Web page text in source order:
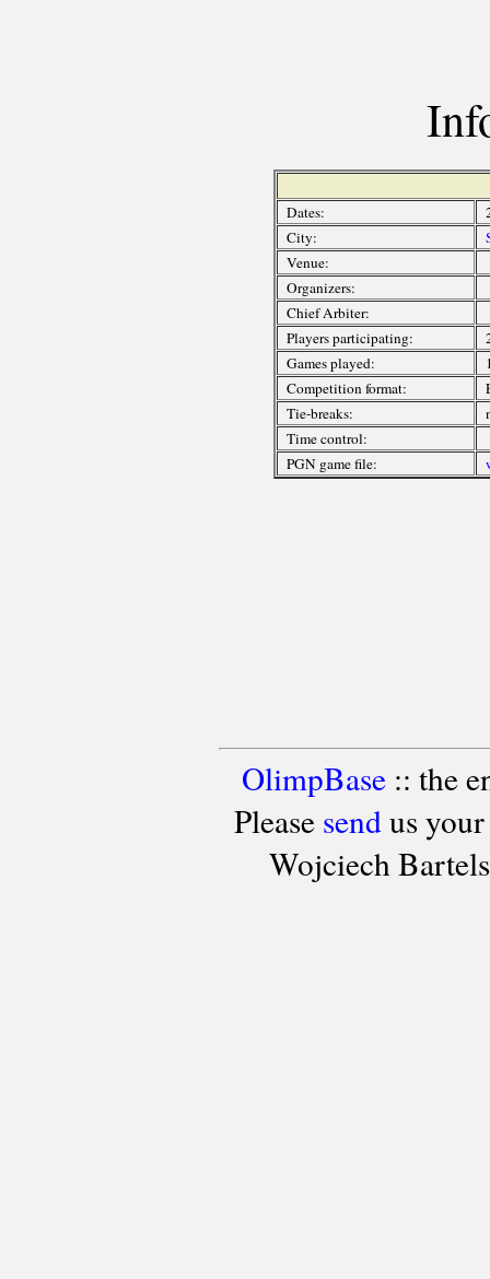
Dates:
City:
Venue:
Organizers:
Chief Arbiter:
Players participating:
Games played:
Competition format:
Tie-breaks:
Time control:
PGN game file:
OlimpBase:: the
Please sendus your
Wojciech